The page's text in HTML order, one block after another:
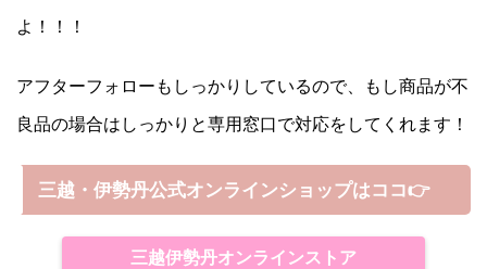
よ！！！
アフターフォローもしっかりしているので、もし商品が不
良品の場合はしっかりと専用窓口で対応をしてくれます！
三越・伊勢丹公式オンラインショップはココ👉
三越伊勢丹オンラインストア